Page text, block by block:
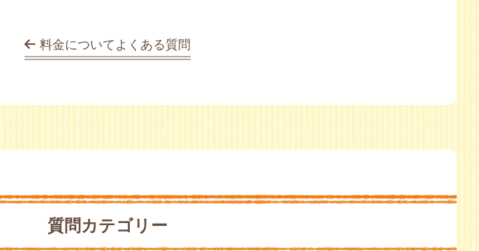
料金についてよくある質問
質問カテゴリー